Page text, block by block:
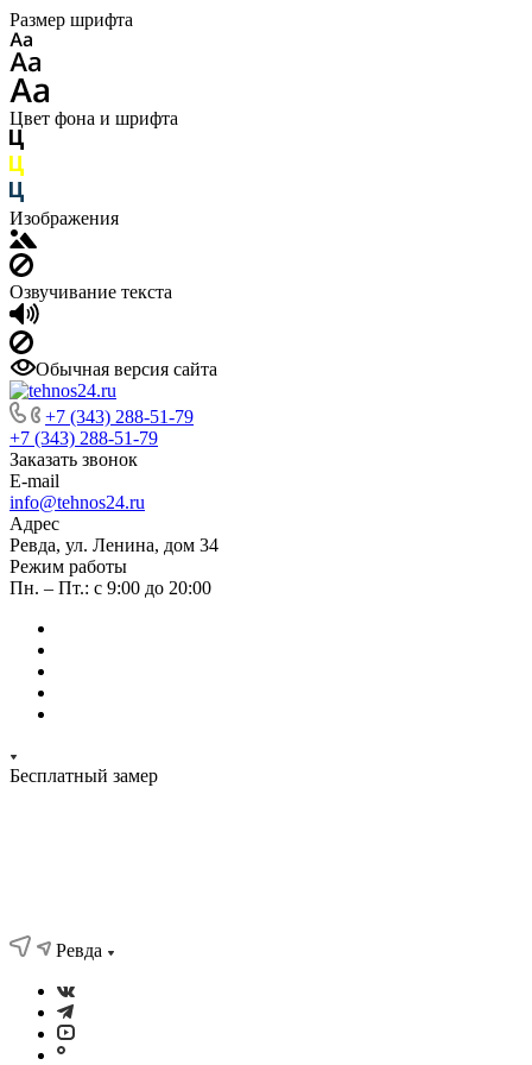
Размер шрифта
Цвет фона и шрифта
Изображения
Озвучивание текста
Обычная версия сайта
+7 (343) 288-51-79
+7 (343) 288-51-79
Заказать звонок
E-mail
info@tehnos24.ru
Адрес
Ревда, ул. Ленина, дом 34
Режим работы
Пн. – Пт.: с 9:00 до 20:00
Бесплатный замер
Ревда